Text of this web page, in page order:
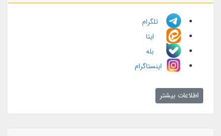
تلگرام
ایتا
بله
اینستاگرام
اطلاعات بیشتر